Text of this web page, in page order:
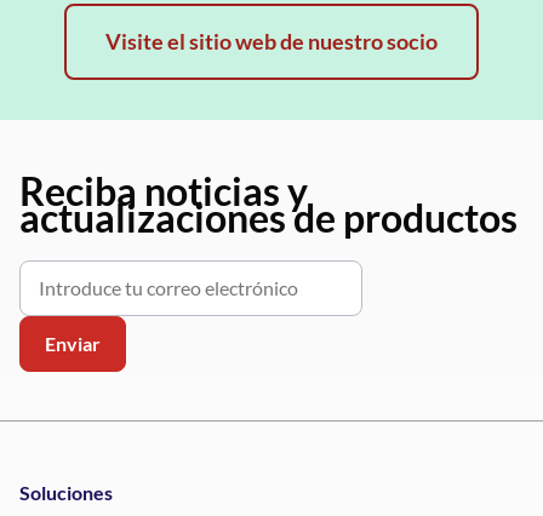
Visite el sitio web de nuestro socio
Reciba noticias y
actualizaciones de productos
Soluciones